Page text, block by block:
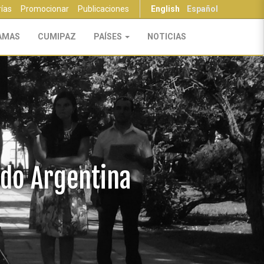
English Español
Promocionar Publicaciones
CUMIPAZ PAÍSES NOTICIAS
Argentina